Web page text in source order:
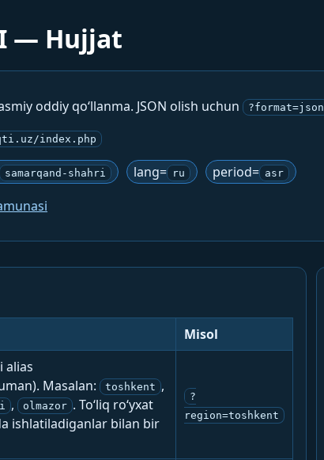
— Hujjat
oddiy qo‘llanma. JSON olish uchun ?format=json
index.php
samarqand-shahri lang= ru period= asr
Misol
alias
Masalan:
toshkent ,
, olmazor . To‘liq ro‘yxat
ishlatiladiganlar bilan bir
?
region=toshkent